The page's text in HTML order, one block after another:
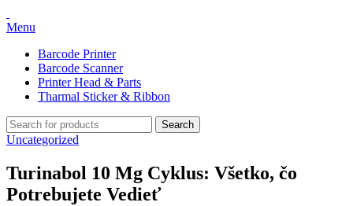
Menu
Barcode Printer
Barcode Scanner
Printer Head & Parts
Tharmal Sticker & Ribbon
Search
Uncategorized
Turinabol 10 Mg Cyklus: Všetko, čo
Potrebujete Vedieť